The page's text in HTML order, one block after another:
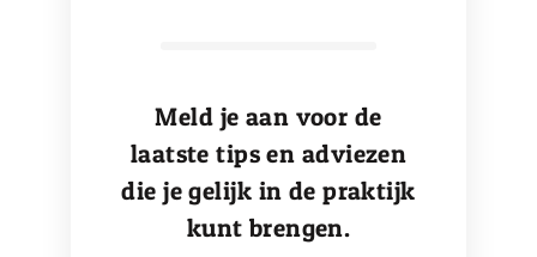
Meld je aan voor de
laatste tips en adviezen
die je gelijk in de praktijk
kunt brengen.